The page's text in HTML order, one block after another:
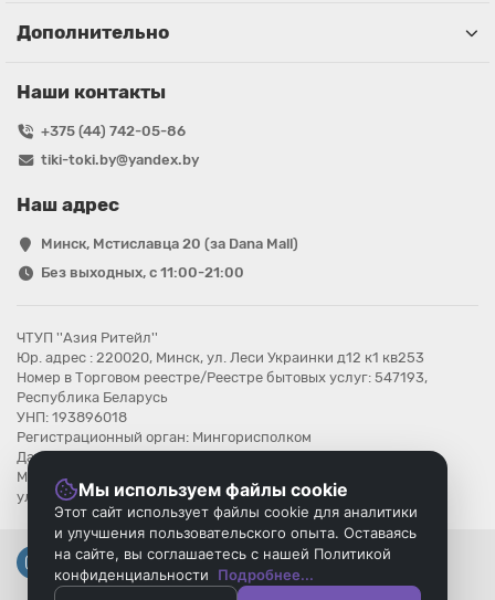
Дополнительно
Наши контакты
+375 (44) 742-05-86
tiki-toki.by@yandex.by
Наш адрес
Минск, Мстиславца 20 (за Dana Mall)
Без выходных, с 11:00-21:00
ЧТУП ''Азия Ритейл''
Юр. адрес : 220020, Минск, ул. Леси Украинки д12 к1 кв253
Номер в Торговом реестре/Реестре бытовых услуг: 547193,
Республика Беларусь
УНП: 193896018
Регистрационный орган: Мингорисполком
Дата регистрации компании: 08.08.2025
Местонахождение книги замечаний и предложений: г.Минск,
ул.Мстиславца 20Мы используем файлы cookie
Этот сайт использует файлы cookie для аналитики
и улучшения пользовательского опыта. Оставаясь
на сайте, вы соглашаетесь с нашей Политикой
конфиденциальности
Подробнее...